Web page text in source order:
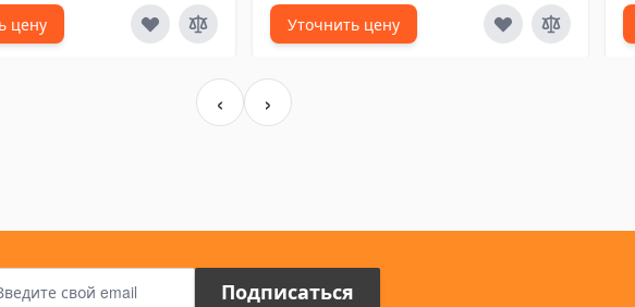
цену Уточнить цену
‹ ›
Адрес электронной почты
Подписаться